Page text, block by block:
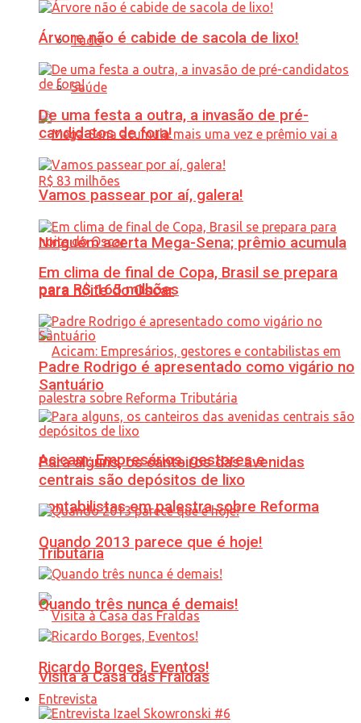
Tudo
Saúde
Ninguém acerta Mega-Sena; prêmio acumula
para R$ 165 milhões
Acicam: Empresários, gestores e
contabilistas em palestra sobre Reforma
Tributária
Visita à Casa das Fraldas
Árvore não é cabide de sacola de lixo!
De uma festa a outra, a invasão de pré-
candidatos de fora!
Vamos passear por aí, galera!
Em clima de final de Copa, Brasil se prepara
para noite do Oscar
Padre Rodrigo é apresentado como vigário no
Santuário
Para alguns, os canteiros das avenidas
centrais são depósitos de lixo
Quando 2013 parece que é hoje!
Quando três nunca é demais!
Ricardo Borges, Eventos!
Entrevista